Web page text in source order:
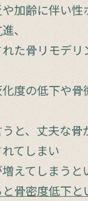
加齢に伴い性
、
た骨リモデリ
度の低下や
と、丈夫な骨
てしまい
えてしまうと
骨密度低下と